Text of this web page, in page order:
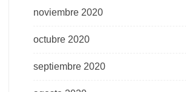
noviembre 2020
octubre 2020
septiembre 2020